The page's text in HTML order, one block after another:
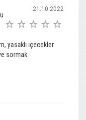
21.10.2022
yasaklı içecekler
sormak